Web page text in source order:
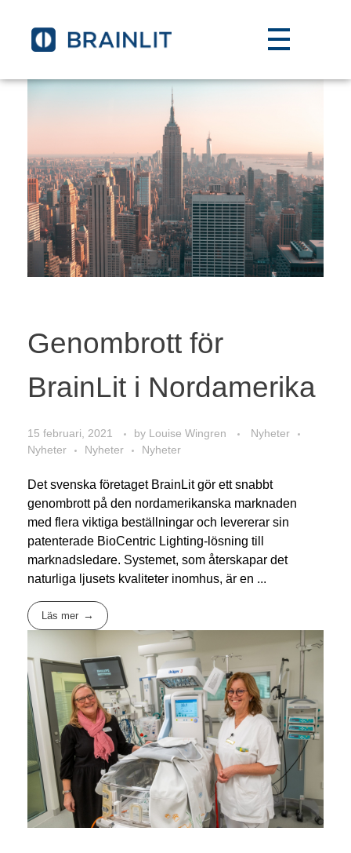
Genombrott för
BrainLit i Nordamerika
15 februari, 2021 by Louise Wingren
Nyheter
Nyheter
Nyheter Nyheter
Det svenska företaget BrainLit gör ett snabbt
genombrott på den nordamerikanska marknaden
med flera viktiga beställningar och levererar sin
patenterade BioCentric Lighting-lösning till
marknadsledare. Systemet, som återskapar det
naturliga ljusets kvaliteter inomhus, är en ...
Läs mer